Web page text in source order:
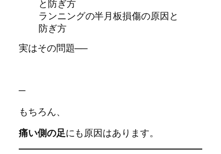
ランニングの半月板損傷の原因と
防ぎ方
実はその問題──
─
もちろん、
痛い側の足にも原因はあります。